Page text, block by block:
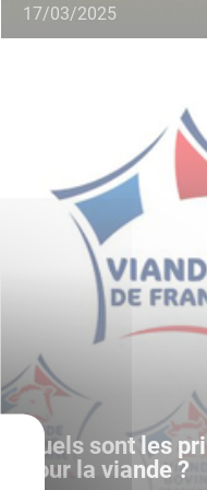
17/03/2025
Quels sont les
pour la viande ?